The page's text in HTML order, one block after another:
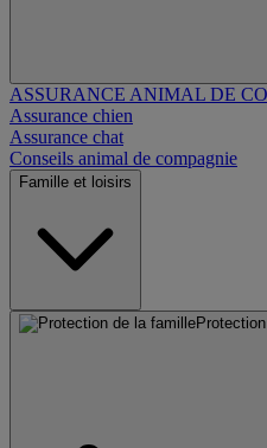
ASSURANCE ANIMAL DE
Assurance chien
Assurance chat
Conseils animal de compagnie
Famille et loisirs